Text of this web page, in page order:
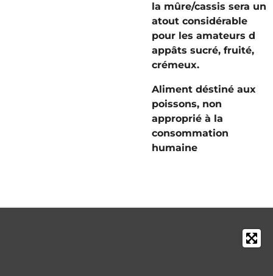
la mûre/cassis sera un
atout considérable
pour les amateurs d
appâts sucré, fruité,
crémeux.
Aliment déstiné aux
poissons, non
approprié à la
consommation
humaine